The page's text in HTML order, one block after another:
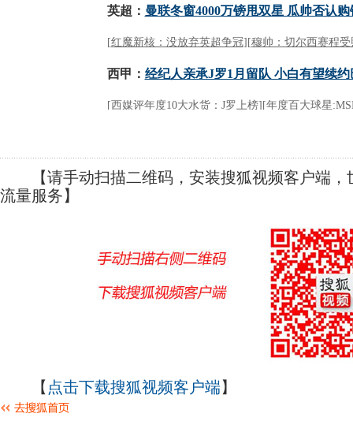
【请手动扫描二维码，安装搜狐视频客户端，
流量服务】
【 点击下载搜狐视频客户端】